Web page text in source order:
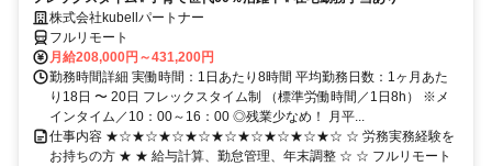
株式会社kubellパートナー
フルリモート
月給208,000円～431,200円
勤務時間詳細 実働時間：1日あたり8時間 平均勤務日数：1ヶ月あた
り18日 〜 20日 フレックスタイム制 （標準労働時間／1日8h） ※メ
インタイム／10：00～16：00 ◎残業少なめ！ 月平...
仕事内容 ★☆★☆★☆★☆★☆★☆★☆★☆★☆ ☆ 労務実務経験を
お持ちの方 ★ ★ 給与計算、勤怠管理、年末調整 ☆ ☆ フルリモート